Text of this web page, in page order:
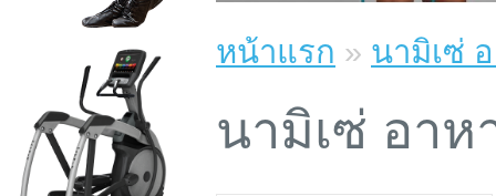
หน้าแรก » นามิเซ่
นามิเซ่ อาห